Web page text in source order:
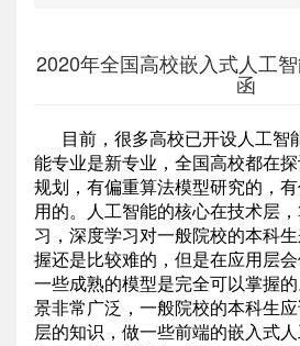
2020年全国高校嵌入式人工
函
目前，很多高校已开设人工智
能专业是新专业，全国高校都在
规划，有偏重算法模型研究的，
用的。人工智能的核心在技术层
习，深度学习对一般院校的本科
握还是比较难的，但是在应用层
一些成熟的模型是完全可以掌握
景非常广泛，一般院校的本科生
层的知识，做一些前端的嵌入式